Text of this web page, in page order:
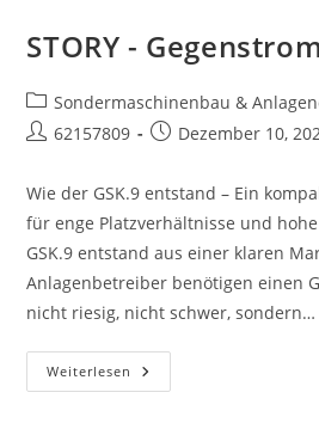
STORY -
Beitrags-
Kategorie:
Sondermaschinenbau &
Beitrags-
62157809
BeitragDezember 10,
Wie der GSK.9 entstand – Ein
für enge Platzverhältnisse und
GSK.9 entstand aus einer klaren
Anlagenbetreiber benötigen einen
nicht riesig, nicht schwer, sondern…
Weiterlesen STORY
-